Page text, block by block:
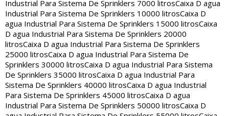
Industrial Para Sistema De Sprinklers 7000 litrosCaixa D agua
Industrial Para Sistema De Sprinklers 10000 litrosCaixa D
agua Industrial Para Sistema De Sprinklers 15000 litrosCaixa
D agua Industrial Para Sistema De Sprinklers 20000
litrosCaixa D agua Industrial Para Sistema De Sprinklers
25000 litrosCaixa D agua Industrial Para Sistema De
Sprinklers 30000 litrosCaixa D agua Industrial Para Sistema
De Sprinklers 35000 litrosCaixa D agua Industrial Para
Sistema De Sprinklers 40000 litrosCaixa D agua Industrial
Para Sistema De Sprinklers 45000 litrosCaixa D agua
Industrial Para Sistema De Sprinklers 50000 litrosCaixa D